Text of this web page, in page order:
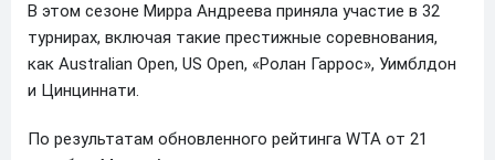
В этом сезоне Мирра Андреева приняла участие в 32
турнирах, включая такие престижные соревнования,
как Australian Open, US Open, «Ролан Гаррос», Уимблдон
и Цинциннати.
По результатам обновленного рейтинга WTA от 21